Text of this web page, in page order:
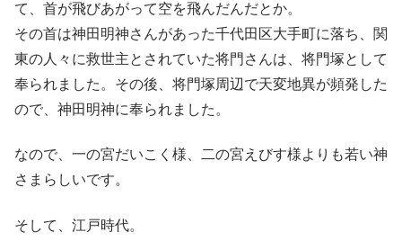
て、首が飛びあがって空を飛んだんだとか。
その首は神田明神さんがあった千代田区大手町に落ち、関
東の人々に救世主とされていた将門さんは、将門塚として
奉られました。その後、将門塚周辺で天変地異が頻発した
ので、神田明神に奉られました。
なので、一の宮だいこく様、二の宮えびす様よりも若い神
さまらしいです。
そして、江戸時代。